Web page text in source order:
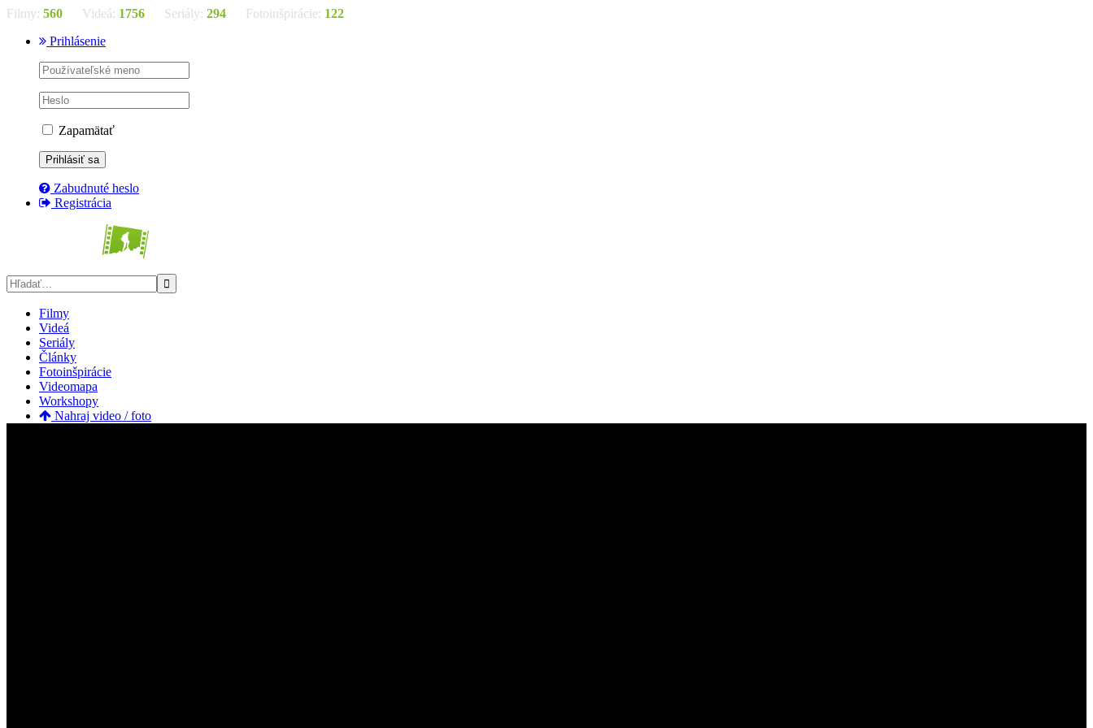
Filmy: 560 Videá: 1756 Seriály: 294 Fotoinšpirácie: 122
Prihlásenie
Zapamätať
Zabudnuté heslo
Registrácia
Filmy
Videá
Seriály
Články
Fotoinšpirácie
Videomapa
Workshopy
Nahraj video / foto